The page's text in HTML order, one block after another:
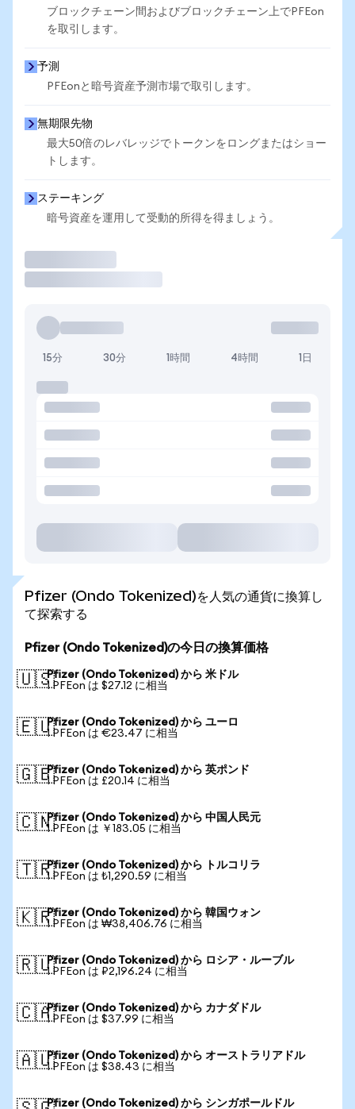
ブロックチェーン間およびブロックチェーン上でPFEon
を取引します。
予測
PFEonと暗号資産予測市場で取引します。
無期限先物
最大50倍のレバレッジでトークンをロングまたはショー
トします。
ステーキング
暗号資産を運用して受動的所得を得ましょう。
15分 30分 1時間 4時間 1日
Pfizer (Ondo Tokenized)を人気の通貨に換算し
て探索する
Pfizer (Ondo Tokenized)の今日の換算価格
🇺🇸Pfizer (Ondo Tokenized) から 米ドル
1 PFEon は $27.12 に相当
🇪🇺Pfizer (Ondo Tokenized) から ユーロ
1 PFEon は €23.47 に相当
🇬🇧Pfizer (Ondo Tokenized) から 英ポンド
1 PFEon は £20.14 に相当
🇨🇳Pfizer (Ondo Tokenized) から 中国人民元
1 PFEon は ￥183.05 に相当
🇹🇷Pfizer (Ondo Tokenized) から トルコリラ
1 PFEon は ₺1,290.59 に相当
🇰🇷Pfizer (Ondo Tokenized) から 韓国ウォン
1 PFEon は ₩38,406.76 に相当
🇷🇺Pfizer (Ondo Tokenized) から ロシア・ルーブル
1 PFEon は ₽2,196.24 に相当
🇨🇦Pfizer (Ondo Tokenized) から カナダドル
1 PFEon は $37.99 に相当
🇦🇺Pfizer (Ondo Tokenized) から オーストラリアドル
1 PFEon は $38.43 に相当
Pfizer (Ondo Tokenized) から シンガポールドル